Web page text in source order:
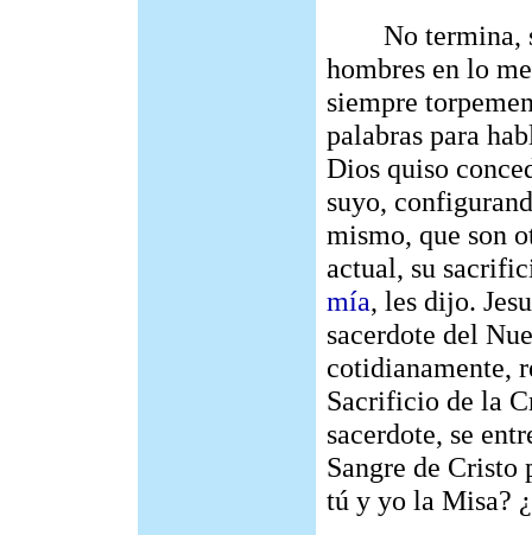
No termina,
hombres en lo
siempre
palabras para
Dios quiso
suyo,
mismo, que son
actual, su
mía, les dijo.
sacerdote del
cotidianamente,
Sacrificio de la
sacerdote, se
Sangre de Cristo
tú y yo la Misa?